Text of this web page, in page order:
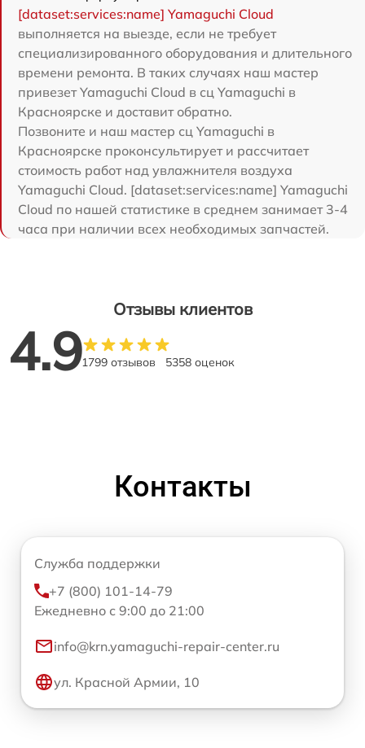
[dataset:services:name] Yamaguchi Cloud
выполняется на выезде, если не требует
специализированного оборудования и длительного
времени ремонта. В таких случаях наш мастер
привезет Yamaguchi Cloud в сц Yamaguchi в
Красноярске и доставит обратно.
Позвоните и наш мастер сц Yamaguchi в
Красноярске проконсультирует и рассчитает
стоимость работ над увлажнителя воздуха
Yamaguchi Cloud. [dataset:services:name] Yamaguchi
Cloud по нашей статистике в среднем занимает 3-4
часа при наличии всех необходимых запчастей.
Отзывы клиентов
4.91799 отзывов 5358 оценок
Контакты
Служба поддержки
+7 (800) 101-14-79
Ежедневно с 9:00 до 21:00
info@krn.yamaguchi-repair-center.ru
ул. Красной Армии, 10